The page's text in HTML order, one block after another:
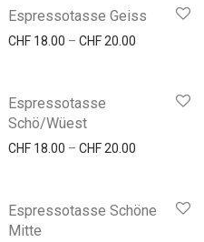
CHF 18.00 bis CHF 20.00
Espressotasse Geiss
CHF 18.00 – CHF20.00
CHF 18.00 bis CHF 20.00
Espressotasse
Schö/Wüest
CHF 18.00 – CHF20.00
CHF 18.00 bis CHF 20.00
Espressotasse Schöne
Mitte